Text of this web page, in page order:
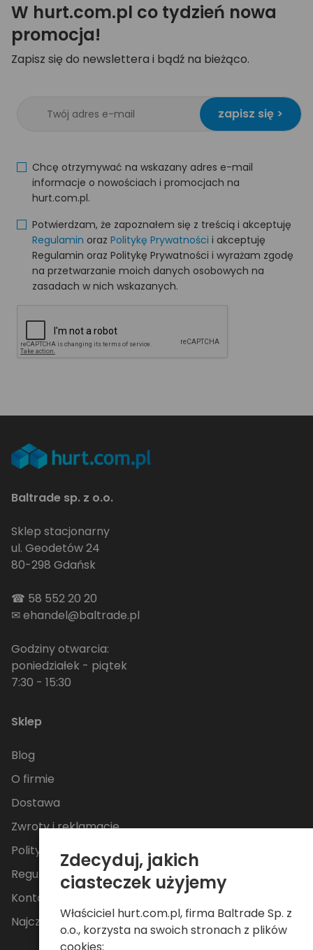
W hurt.com.pl co tydzień nowa
promocja!
Zapisz się do newslettera i bądź na bieżąco.
zapisz się >
Chcę otrzymywać na wskazany adres e-mail
informacje o nowościach i promocjach na
hurt.com.pl.
Potwierdzam, że zapoznałem się z treścią i akceptuję
Regulamin oraz Politykę Prywatności i akceptuję
Regulamin oraz Politykę Prywatności i wyrażam zgodę
na przetwarzanie moich danych osobowych na
zasadach w nich wskazanych.
Baltrade sp. z o.o.
Sklep stacjonarny
ul. Geodetów 24
80-298 Gdańsk
☎ 58 552 20 20
✉ehandel@baltrade.pl
Godziny otwarcia:
poniedziałek - piątek
7:30 - 15:30
Sklep
Blog
O firmie
Dostawa
Zwroty i reklamacje
Polityka Prywatności
Regulamin
Kontakt
Najczęściej zadawane pytania
Zdecyduj, jakich
ciasteczek użyjemy
Właściciel hurt.com.pl, firma Baltrade Sp. z
o.o., korzysta na swoich stronach z plików